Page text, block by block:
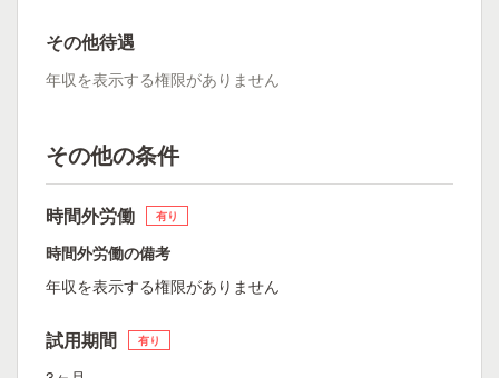
その他待遇
年収を表示する権限がありません
その他の条件
時間外労働 有り
時間外労働の備考
年収を表示する権限がありません
試用期間 有り